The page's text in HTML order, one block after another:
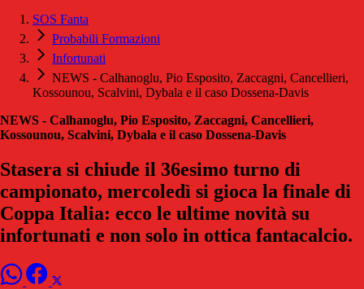
SOS Fanta
Probabili Formazioni
Infortunati
NEWS - Calhanoglu, Pio Esposito, Zaccagni, Cancellieri,
Kossounou, Scalvini, Dybala e il caso Dossena-Davis
NEWS - Calhanoglu, Pio Esposito, Zaccagni, Cancellieri,
Kossounou, Scalvini, Dybala e il caso Dossena-Davis
Stasera si chiude il 36esimo turno di
campionato, mercoledì si gioca la finale di
Coppa Italia: ecco le ultime novità su
infortunati e non solo in ottica fantacalcio.